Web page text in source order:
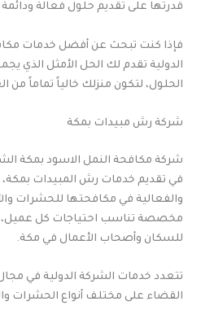
قدرتها على تقديم حلول فعالة
فإذا كنت تبحث عن أفضل خدمات
الدولية تقدم لك الحل الأمثل الذي
الحلول، لتكون منزلك خالياً تماماً من
شركة رش مبيدات بمكة
شركة مكافحة النمل الاسود بمكة
في تقديم خدمات رش المبيدات بمكة،
والفعالية في مكافحتها للحشرات
مخصصة تناسب احتياجات كل عميل،
للسكان وأصحاب الأعمال في مكة.
تتعدد خدمات الشركة الدولية في
القضاء على مختلف أنواع الحشرات